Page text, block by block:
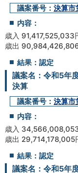
議案番号： 決算市
内容：
歳入 91,417,525,033
歳出
結果：認定
議案名：令和5年
決算
議案番号： 決算市
内容：
歳入
歳出 29,714,178,005
結果：認定
議案名：令和5年